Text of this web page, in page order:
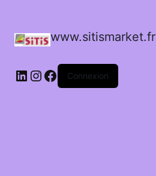
www.sitismarket.fr
LinkedIn
Instagram
Facebook
Connexion